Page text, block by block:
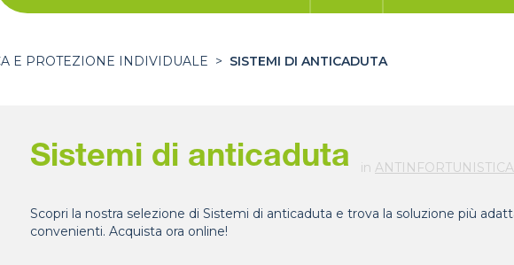
E PROTEZIONE INDIVIDUALE > SISTEMI DI ANTICADUTA
Sistemi di anticaduta in
Scopri la nostra selezione di Sistemi di anticaduta e trova la soluzione più
convenienti. Acquista ora online!